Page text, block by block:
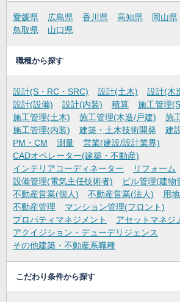
愛媛県 広島県 香川県 高知県 岡山県
鳥取県
山口県
職種から探す
設計(S・RC・SRC) 設計(土木)
設計(木
設計(設備)
設計(内装) 積算
施工管理
施工管理(土木)
施工管理(木造/戸建)
施
施工管理(内装)
建築・土木技術開発
建
PM・CM
測量
営業(建設/設計業界)
CADオペレーター(建築・不動産)
インテリアコーディネーター
リフォーム
設備管理(電気主任技術者)
ビル管理(建物
不動産営業(個人)
不動産営業(法人) 用
不動産管理
マンション管理(フロント)
プロパティマネジメント
アセットマネジ
アクイジション・デューデリジェンス
その他建築・不動産系職種
こだわり条件から探す